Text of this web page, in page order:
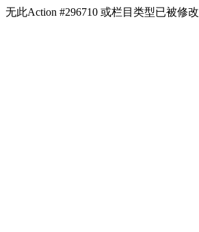
无此Action #296710 或栏目类型已被修改